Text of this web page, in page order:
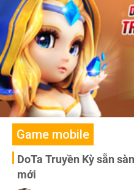
Game mobile
DoTa Truyền Kỳ sẵn
mới